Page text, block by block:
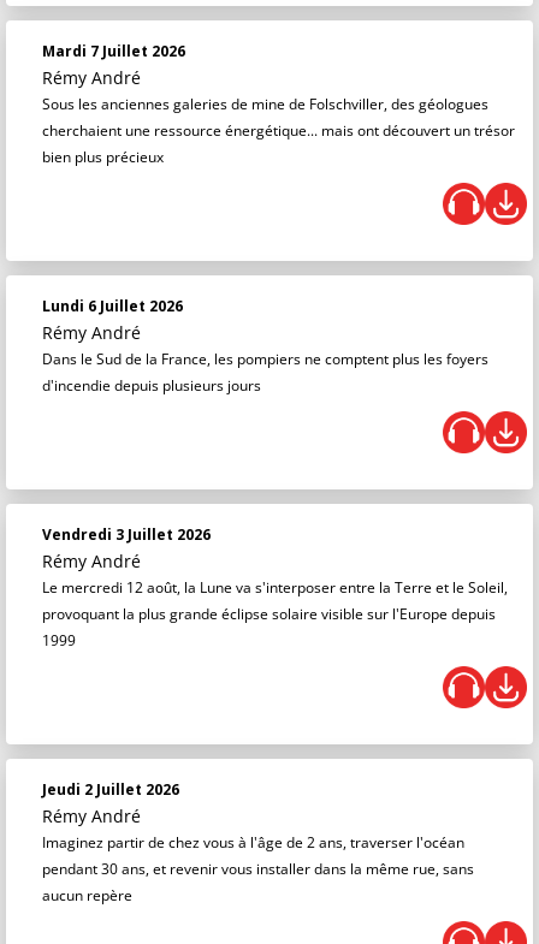
Mardi 7 Juillet 2026
Rémy André
Sous les anciennes galeries de mine de Folschviller, des géologues
cherchaient une ressource énergétique... mais ont découvert un trésor
bien plus précieux
Lundi 6 Juillet 2026
Rémy André
Dans le Sud de la France, les pompiers ne comptent plus les foyers
d'incendie depuis plusieurs jours
Vendredi 3 Juillet 2026
Rémy André
Le mercredi 12 août, la Lune va s'interposer entre la Terre et le Soleil,
provoquant la plus grande éclipse solaire visible sur l'Europe depuis
1999
Jeudi 2 Juillet 2026
Rémy André
Imaginez partir de chez vous à l'âge de 2 ans, traverser l'océan
pendant 30 ans, et revenir vous installer dans la même rue, sans
aucun repère